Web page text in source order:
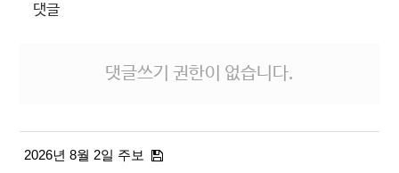
댓글
댓글쓰기 권한이 없습니다.
2026년 8월 2일 주보